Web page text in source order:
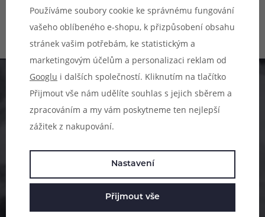
požadované koncentrace. Báze
obsahuje 100% podíl glycerolu
(VG), díky tomu je vhodná pro
používané pro extrémní tvorbu
páry a získání té nejlepší chuti.
599 Kč639 Kč
Pomůžeme vám s výběrem
483 51 51 31
Po–Pá: 09:00–17:00
info@ejuice.cz
kdykoliv
Používáme soubory cookie ke správnému fungování
vašeho oblíbeného e-shopu, k přizpůsobení obsahu
stránek vašim potřebám, ke statistickým a
marketingovým účelům a personalizaci reklam od
Googlu i dalších společností. Kliknutím na tlačítko
Přijmout vše nám udělíte souhlas s jejich sběrem a
zpracováním a my vám poskytneme ten nejlepší
zážitek z nakupování.
Nastavení
Přijmout vše